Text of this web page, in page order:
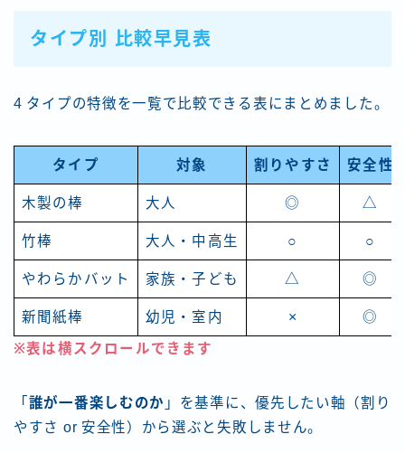
タイプ別 比較早見表
4 タイプの特徴を一覧で比較できる表にまとめました。
タイプ 対象 割りやすさ 安全性
木製の棒 大人 ◎ △
竹棒 大人・中高生 ○ ○
やわらかバット 家族・子ども △ ◎
新聞紙棒 幼児・室内 × ◎
※表は横スクロールできます
「 誰が一番楽しむのか 」を基準に、優先したい軸（割り
やすさ or 安全性）から選ぶと失敗しません。